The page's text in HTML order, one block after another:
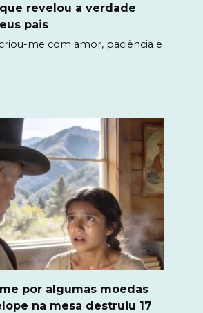
revelou a verdade
pais
me com amor, paciência e
por algumas moedas
na mesa destruiu 17